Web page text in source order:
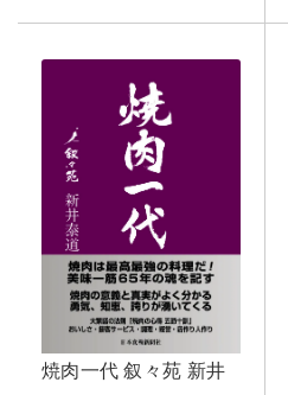
焼肉一代 叙々苑 新井